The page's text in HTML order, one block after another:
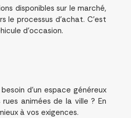
disponibles sur le marché,
processus d’achat. C’est
d’occasion.
d’un espace généreux
animées de la ville ? En
à vos exigences.